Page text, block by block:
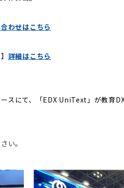
わせはこちら
詳細はこちら
スにて、「EDX UniText」が教育
い。